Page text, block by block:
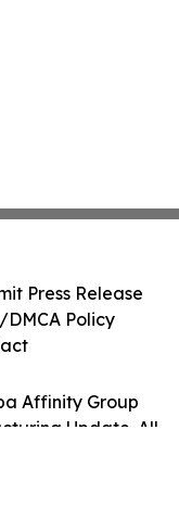
Affinity Group
Update. All
Press Release
Policy